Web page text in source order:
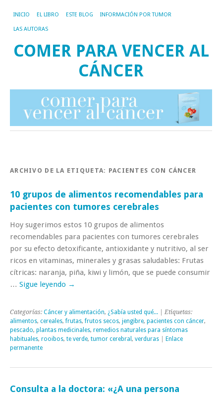
INICIO EL LIBRO ESTE BLOG INFORMACIÓN POR TUMOR
LAS AUTORAS
COMER PARA VENCER AL
CÁNCER
ARCHIVO DE LA ETIQUETA: PACIENTES CON CÁNCER
10 grupos de alimentos recomendables para
pacientes con tumores cerebrales
Hoy sugerimos estos 10 grupos de alimentos
recomendables para pacientes con tumores cerebrales
por su efecto detoxificante, antioxidante y nutritivo, al ser
ricos en vitaminas, minerales y grasas saludables: Frutas
cítricas: naranja, piña, kiwi y limón, que se puede consumir
… Sigue leyendo →
Categorías: Cáncer y alimentación, ¿Sabía usted qué... | Etiquetas:
alimentos, cereales,frutas,frutos secos, jengibre, pacientes con cáncer,
pescado, plantas medicinales, remedios naturales para síntomas
habituales, rooibos, te verde, tumor cerebral , verduras
Enlace
permanente
Consulta a la doctora: «¿A una persona